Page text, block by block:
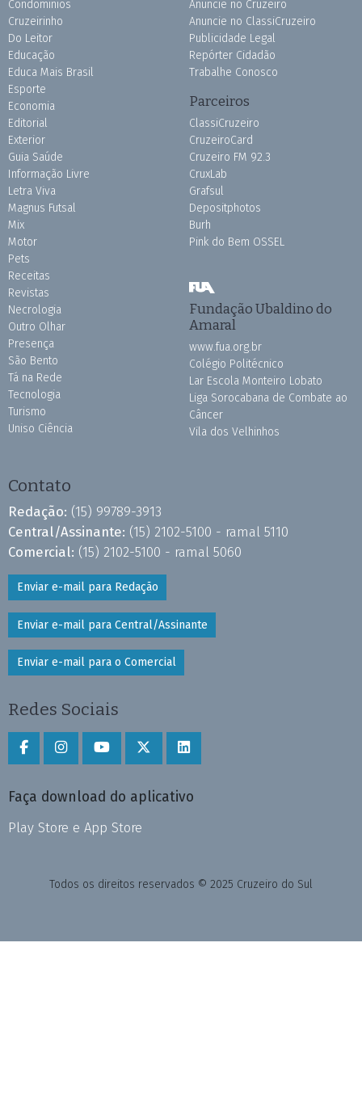
Condomínios
Cruzeirinho
Do Leitor
Educação
Educa Mais Brasil
Esporte
Economia
Editorial
Exterior
Guia Saúde
Informação Livre
Letra Viva
Magnus Futsal
Mix
Motor
Pets
Receitas
Revistas
Necrologia
Outro Olhar
Presença
São Bento
Tá na Rede
Tecnologia
Turismo
Uniso Ciência
Anuncie no Cruzeiro
Anuncie no ClassiCruzeiro
Publicidade Legal
Repórter Cidadão
Trabalhe Conosco
Parceiros
ClassiCruzeiro
CruzeiroCard
Cruzeiro FM 92.3
CruxLab
Grafsul
Depositphotos
Burh
Pink do Bem OSSEL
Fundação Ubaldino do
Amaral
www.fua.org.br
Colégio Politécnico
Lar Escola Monteiro Lobato
Liga Sorocabana de Combate ao
Câncer
Vila dos Velhinhos
Contato
Redação: (15) 99789-3913
Central/Assinante: (15) 2102-5100 - ramal 5110
Comercial: (15) 2102-5100 - ramal 5060
Enviar e-mail para Redação
Enviar e-mail para Central/Assinante
Enviar e-mail para o Comercial
Redes Sociais
Faça download do aplicativo
Play Store e App Store
Todos os direitos reservados © 2025 Cruzeiro do Sul